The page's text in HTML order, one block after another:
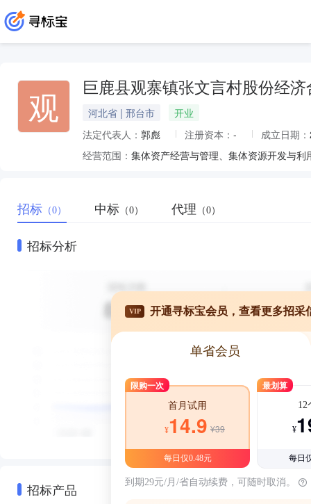
观 巨鹿县观寨镇张文言村股份经济
河北省 | 邢台市
开业
法定代表人： 郭彪 注册资本： - 成立日期：
经营范围： 集体资产经营与管理、集体资源开发与
招标 （0） 中标 （0） 代理 （0）
招标分析
招标产品
VIP 开通寻标宝会员，查看更多招采
单省会员
限购一次
首月试用
¥14.9 ¥39
每日仅0.48元
最划算
12
¥
每日
到期29元/月/省自动续费，可随时取消。